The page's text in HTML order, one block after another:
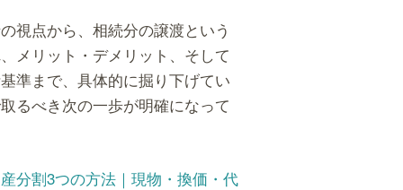
視点から、相続分の譲渡という
メリット・デメリット、そして
準まで、具体的に掘り下げてい
るべき次の一歩が明確になって
分割3つの方法｜現物・換価・代